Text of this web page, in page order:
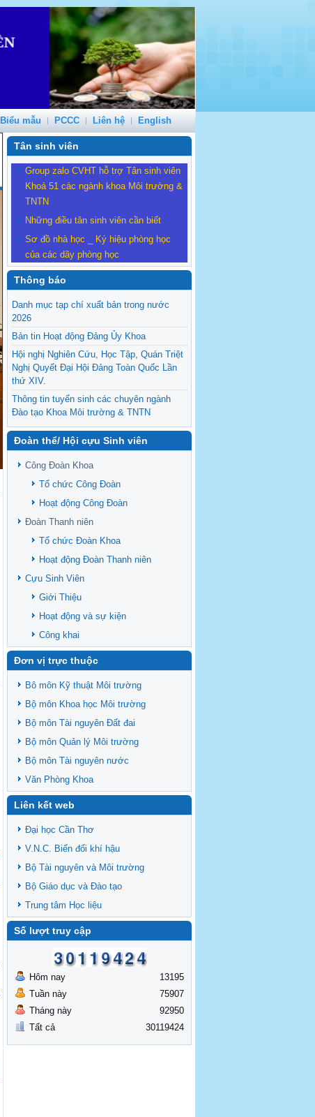
Biểu mẫu PCCC Liên hệ English
NEXT
Tân sinh viên
Group zalo CVHT hỗ trợ Tân sinh viên
Khoá 51 các ngành khoa Môi trường &
TNTN
Những điều tân sinh viên cần biết
Sơ đồ nhà học _ Ký hiệu phòng học
của các dãy phòng học
Thông báo
Danh mục tạp chí xuất bản trong nước
2026
Bản tin Hoạt động Đảng Ủy Khoa
Hội nghị Nghiên Cứu, Học Tập, Quán Triệt
Nghị Quyết Đại Hội Đảng Toàn Quốc Lần
thứ XIV.
Thông tin tuyển sinh các chuyên ngành
Đào tạo Khoa Môi trường & TNTN
Feasibility evaluation of using cattle
manure for biogas production: A case study
Vietnamese Mekong Delta
Sediment properties in flood-based farming
systems in the Vietnamese upstream
Văn bản - Quy định
Ban chấp hành Đảng bộ khoa
Đoàn thể/ Hội cựu Sinh viên
Công Đoàn Khoa
Tổ chức Công Đoàn
Hoạt động Công Đoàn
Đoàn Thanh niên
Tổ chức Đoàn Khoa
Hoạt động Đoàn Thanh niên
Cựu Sinh Viên
Giới Thiệu
Hoạt động và sự kiện
Công khai
Đơn vị trực thuộc
Bô môn Kỹ thuật Môi trường
Bộ môn Khoa học Môi trường
Bộ môn Tài nguyên Đất đai
Bộ môn Quản lý Môi trường
Bộ môn Tài nguyên nước
Văn Phòng Khoa
Liên kết web
Đại học Cần Thơ
V.N.C. Biến đổi khí hậu
Bộ Tài nguyên và Môi trường
Bộ Giáo dục và Đào tạo
Trung tâm Học liệu
Số lượt truy cập
Hôm nay
Tuần này
Tháng này
Tất cả
13195
75907
92950
30119424